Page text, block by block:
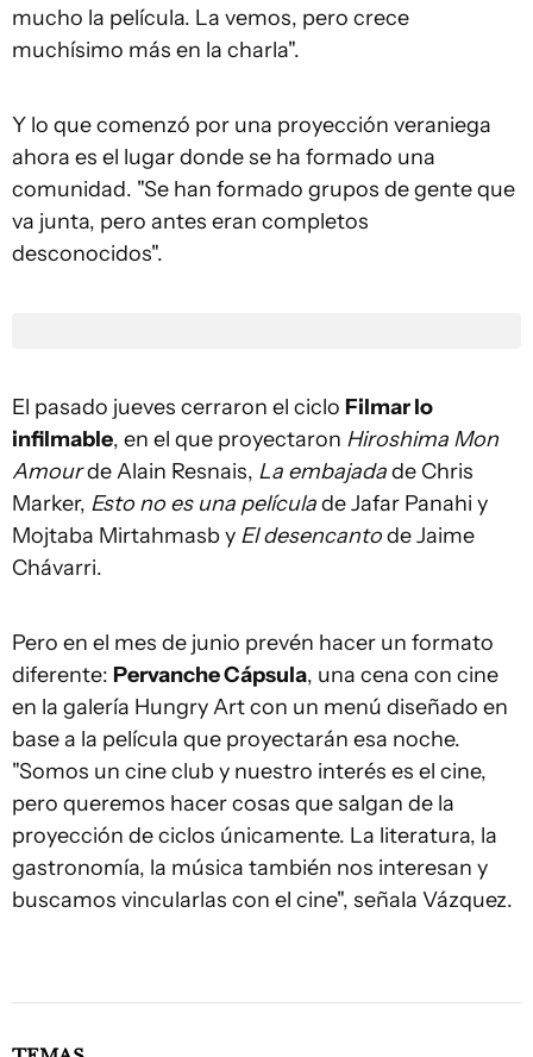
mucho la película. La vemos, pero crece
muchísimo más en la charla".
Y lo que comenzó por una proyección veraniega
ahora es el lugar donde se ha formado una
comunidad. "Se han formado grupos de gente que
va junta, pero antes eran completos
desconocidos".
El pasado jueves cerraron el ciclo Filmar lo
infilmable, en el que proyectaron Hiroshima Mon
Amourde Alain Resnais, La embajadade Chris
Marker, Esto no es una películade Jafar Panahi y
Mojtaba Mirtahmasb y El desencantode Jaime
Chávarri.
Pero en el mes de junio prevén hacer un formato
diferente: Pervanche Cápsula, una cena con cine
en la galería Hungry Art con un menú diseñado en
base a la película que proyectarán esa noche.
"Somos un cine club y nuestro interés es el cine,
pero queremos hacer cosas que salgan de la
proyección de ciclos únicamente. La literatura, la
gastronomía, la música también nos interesan y
buscamos vincularlas con el cine", señala Vázquez.